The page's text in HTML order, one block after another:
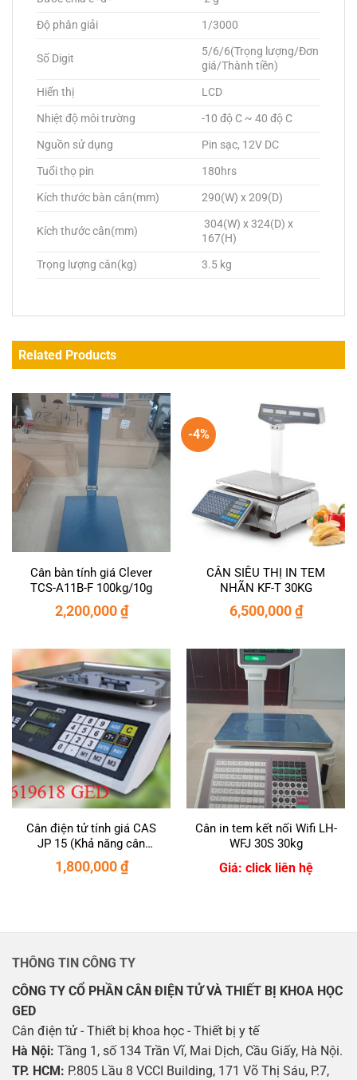
Độ phân giải
1/3000
Số Digit
5/6/6(Trọng lượng/Đơn
giá/Thành tiền)
Hiển thị
LCD
Nhiệt độ môi trường
-10 độ C ~ 40 độ C
Nguồn sử dụng
Pin sạc, 12V DC
Tuổi thọ pin
180hrs
Kích thước bàn cân(mm)
290(W) x 209(D)
Kích thước cân(mm)
304(W) x 324(D) x
167(H)
Trọng lượng cân(kg)
3.5 kg
Related Products
Cân bàn tính giá Clever
TCS-A11B-F 100kg/10g
2,200,000₫
-4%
CÂN SIÊU THỊ IN TEM
NHÃN KF-T 30KG
6,500,000₫
Cân điện tử tính giá CAS
JP 15 (Khả năng cân
15Kg/sai số 5g)
1,800,000₫
Cân in tem kết nối Wifi LH-
WFJ 30S 30kg
Giá: click liên hệ
THÔNG TIN CÔNG TY
CÔNG TY CỔ PHẦN CÂN ĐIỆN TỬ VÀ THIẾT BỊ KHOA HỌC
GED
Cân điện tử - Thiết bị khoa học - Thiết bị y tế
Hà Nội: Tầng 1, số 134 Trần Vĩ, Mai Dịch, Cầu Giấy, Hà Nội.
TP. HCM: P.805 Lầu 8 VCCI Building, 171 Võ Thị Sáu, P.7,